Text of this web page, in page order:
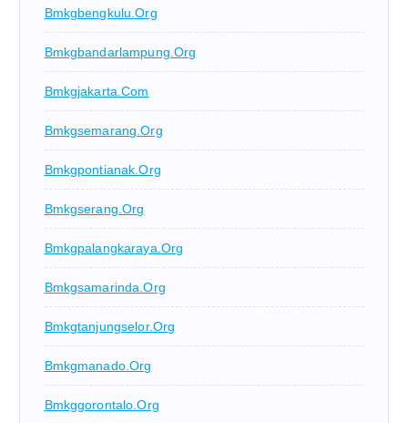
Bmkgbengkulu.org
Bmkgbandarlampung.org
Bmkgjakarta.com
Bmkgsemarang.org
Bmkgpontianak.org
Bmkgserang.org
Bmkgpalangkaraya.org
Bmkgsamarinda.org
Bmkgtanjungselor.org
Bmkgmanado.org
Bmkggorontalo.org